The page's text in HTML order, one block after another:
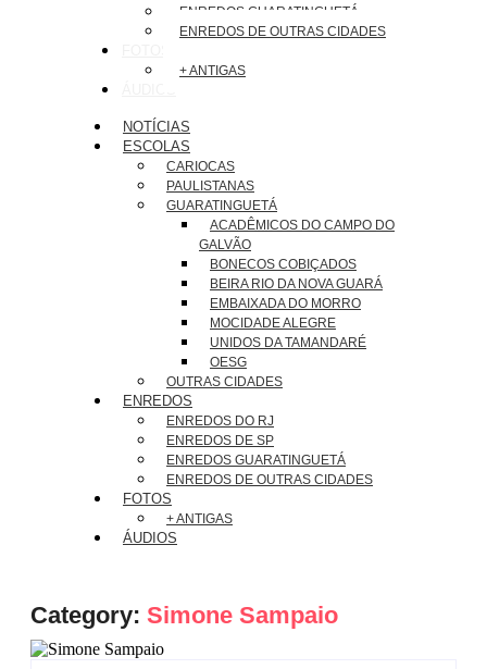
ENREDOS GUARATINGUETÁ
ENREDOS DE OUTRAS CIDADES
+ ANTIGAS
NOTÍCIAS
ESCOLAS
CARIOCAS
PAULISTANAS
GUARATINGUETÁ
ACADÊMICOS DO CAMPO DO
GALVÃO
BONECOS COBIÇADOS
BEIRA RIO DA NOVA GUARÁ
EMBAIXADA DO MORRO
MOCIDADE ALEGRE
UNIDOS DA TAMANDARÉ
OESG
OUTRAS CIDADES
ENREDOS
ENREDOS DO RJ
ENREDOS DE SP
ENREDOS GUARATINGUETÁ
ENREDOS DE OUTRAS CIDADES
FOTOS
+ ANTIGAS
ÁUDIOS
Category: Simone Sampaio